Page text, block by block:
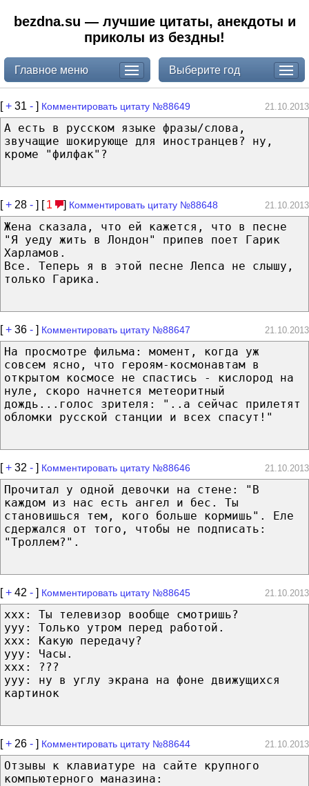
bezdna.su — лучшие цитаты, анекдоты и
приколы из бездны!
Главное меню Выберите год
[+ 31 - ] Комментировать цитату №88649 21.10.2013
А есть в русском языке фразы/слова,
звучащие шокирующе для иностранцев? ну,
кроме "филфак"?
[+ 28 - ] [ 1 ] Комментировать цитату №88648 21.10.2013
Жена сказала, что ей кажется, что в песне
"Я уеду жить в Лондон" припев поет Гарик
Харламов.
Все. Теперь я в этой песне Лепса не слышу,
только Гарика.
[+ 36 - ] Комментировать цитату №88647 21.10.2013
На просмотре фильма: момент, когда уж
совсем ясно, что героям-космонавтам в
открытом космосе не спастись - кислород на
нуле, скоро начнется метеоритный
дождь...голос зрителя: "..а сейчас прилетят
обломки русской станции и всех спасут!"
[+ 32 - ] Комментировать цитату №88646 21.10.2013
Прочитал у одной девочки на стене: "В
каждом из нас есть ангел и бес. Ты
становишься тем, кого больше кормишь". Еле
сдержался от того, чтобы не подписать:
"Троллем?".
[+ 42 - ] Комментировать цитату №88645 21.10.2013
xxx: Ты телевизор вообще смотришь?
yyy: Только утром перед работой.
xxx: Какую передачу?
yyy: Часы.
xxx: ???
yyy: ну в углу экрана на фоне движущихся
картинок
[+ 26 - ] Комментировать цитату №88644 21.10.2013
Отзывы к клавиатуре на сайте крупного
компьютерного маназина: